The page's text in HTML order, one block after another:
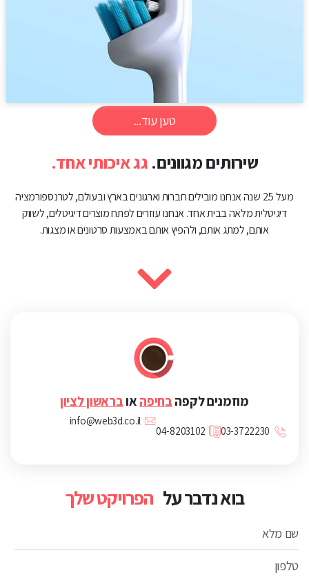
טען עוד...
שירותים מגוונים. גג איכותי אחד.
מעל 25 שנה אנחנו מובילים חברות וארגונים בארץ ובעולם, לטרנספורמציה
דיגיטלית מלאה בבית אחד. אנחנו עוזרים לפתח מוצרים דיגיטלים, לשווק
אותם, למתג אותם, ולהפיץ אותם באמצעות סרטונים או מצגות.
בוא נדבר על הפרויקט שלך
שם מלא
טלפון
מוזמנים לקפה בחיפה אובראשון לציון
03-3722230
04-8203102
info@web3d.co.il